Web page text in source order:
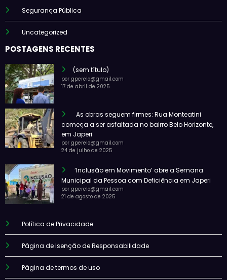
Segurança Pública
Uncategorized
POSTAGENS RECENTES
(sem título)
por gperelo@gmail.com
17 de abril de 2025
As obras seguem firmes: Rua Monteatini
começa a ser asfaltada no bairro Belo Horizonte,
em Japeri
por gperelo@gmail.com
24 de julho de 2025
‘Inclusão em Movimento’ abre a Semana
Municipal da Pessoa com Deficiência em Japeri
por gperelo@gmail.com
21 de agosto de 2025
Política de Privacidade
Página de Isenção de Responsabilidade
Página de termos de uso